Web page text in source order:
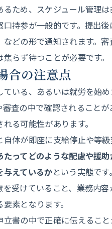
ため、スケジュール管理は
持参が一般的です。提出
などの形で通知されます。
らず待つことが必要です。
合の注意点
いる、あるいは就労を始
査の中で確認されること
る可能性があります。
体が即座に支給停止や等
たってどのような配慮や援
与えているかという実態で
を受けていること、業務内
素となります。
立書の中で正確に伝えるこ